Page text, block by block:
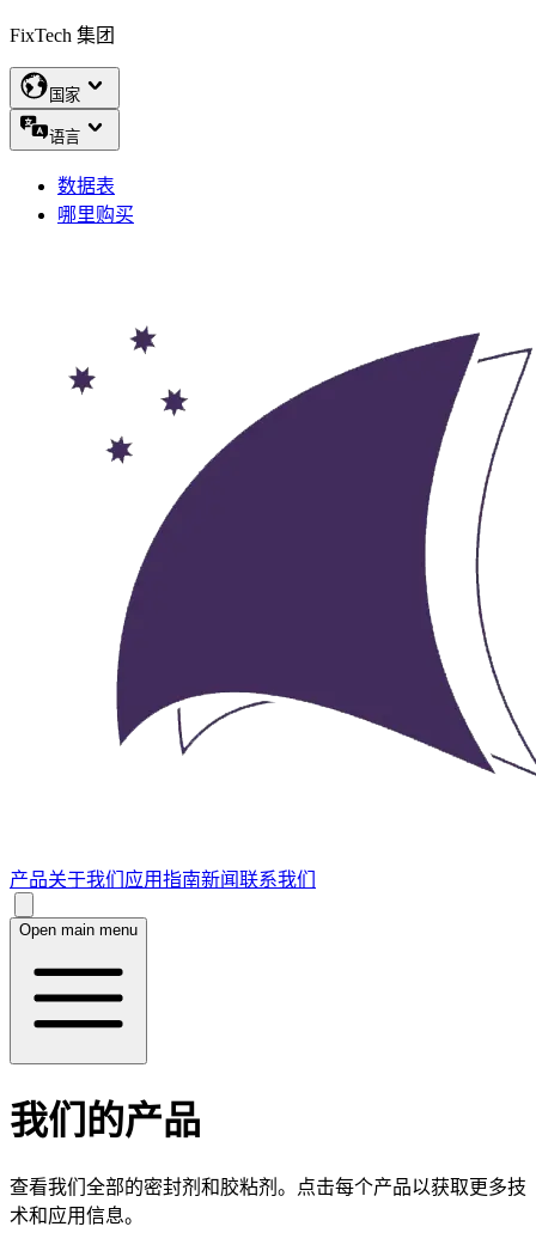
FixTech 集团
国家
语言
数据表
哪里购买
产品关于我们 应用指南新闻联系我们
Open main menu
我们的产品
查看我们全部的密封剂和胶粘剂。点击每个产品以获取更多技
术和应用信息。